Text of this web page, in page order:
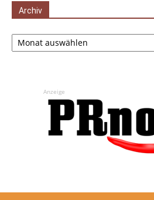
Archiv
Archiv
Anzeige